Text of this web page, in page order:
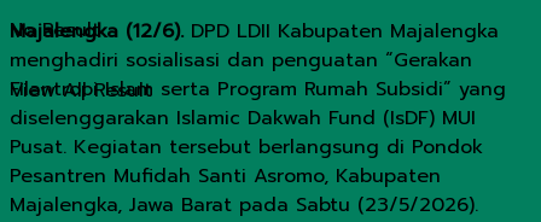
No Result
View All Result
Majalengka (12/6). DPD LDII Kabupaten Majalengka
menghadiri sosialisasi dan penguatan “Gerakan
Filantropi Islam serta Program Rumah Subsidi” yang
diselenggarakan Islamic Dakwah Fund (IsDF) MUI
Pusat. Kegiatan tersebut berlangsung di Pondok
Pesantren Mufidah Santi Asromo, Kabupaten
Majalengka, Jawa Barat pada Sabtu (23/5/2026).